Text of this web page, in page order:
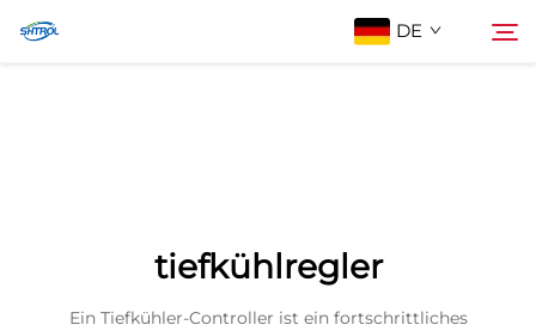
DE
tiefkühlregler
Ein Tiefkühler-Controller ist ein fortschrittliches